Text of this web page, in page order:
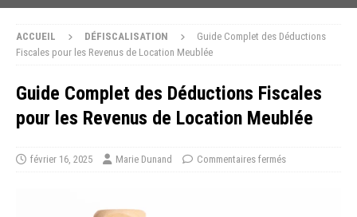
ACCUEIL DÉFISCALISATION
Guide Complet des Déductions
Fiscales pour les Revenus de Location Meublée
Guide Complet des Déductions Fiscales
pour les Revenus de Location Meublée
février 16, 2025 Marie Dunand Commentaires fermés